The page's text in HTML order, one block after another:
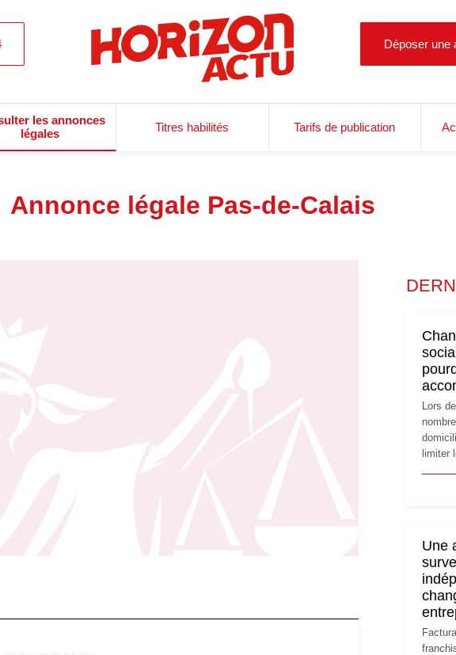
Déposer une
les annonces
légales
Titres habilités Tarifs de publication
Annonce légale Pas-de-Calais
Lors
limiter
siège
étape
Une